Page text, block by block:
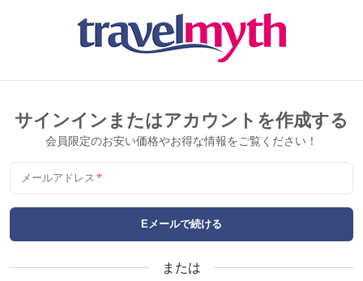
サインインまたはアカウントを作成する
会員限定のお安い価格やお得な情報をご覧ください！
メールアドレス *
Eメールで続ける
または